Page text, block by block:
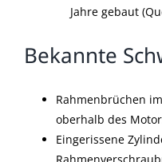
Jahre gebaut
Bekannte
Rahmenbrüchen
oberhalb des
Eingerissene